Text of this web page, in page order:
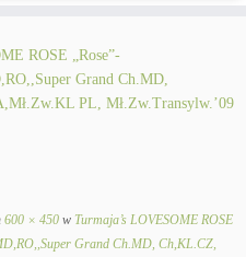
ROSE „Rose”-
Grand Ch.MD,
PL, Mł.Zw.Transylw.’09
600 × 450 w Turmaja’s LOVESOME ROSE
Grand Ch.MD, Ch,KL.CZ,